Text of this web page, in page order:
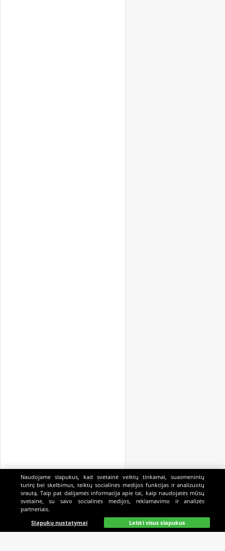
Pagrindinis Gyvai Paieška Mano Kazino
Naudojame slapukus, kad svetainė veiktų tinkamai, suasmenintų
turinį bei skelbimus, teiktų socialinės medijos funkcijas ir analizuotų
srautą. Taip pat dalijamės informacija apie tai, kaip naudojatės mūsų
svetaine, su savo socialinės medijos, reklamavimo ir analizės
partneriais.
Slapukų nustatymai
Leisti visus slapukus